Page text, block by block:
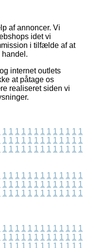
af annoncer. Vi
idet vi
i tilfælde af at
handel.
internet outlets
at påtage os
realiseret siden vi
1 1 1 1 1 1 1 1 1 1 1 1 1
1 1 1 1 1 1 1 1 1 1 1 1 1
1 1 1 1 1 1 1 1 1 1 1 1 1
1 1 1 1 1 1 1 1 1 1 1 1 1
1 1 1 1 1 1 1 1 1 1 1 1 1
1 1 1 1 1 1 1 1 1 1 1 1 1
1 1 1 1 1 1 1 1 1 1 1 1 1
1 1 1 1 1 1 1 1 1 1 1 1 1
1 1 1 1 1 1 1 1 1 1 1 1 1